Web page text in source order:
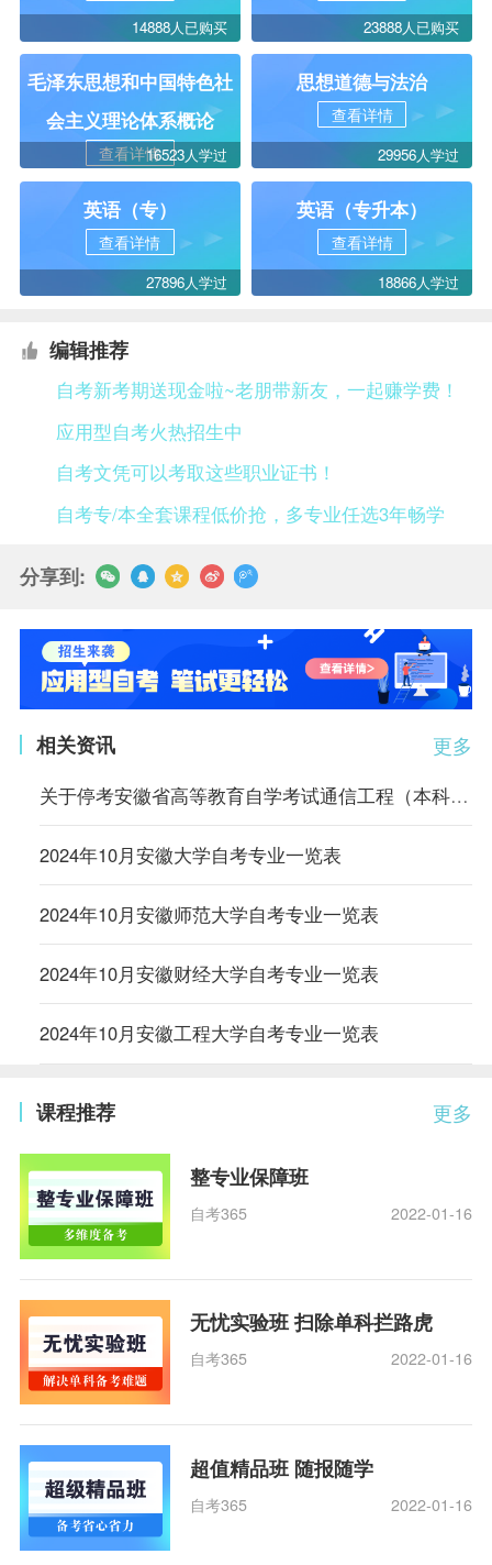
14888人已购买 23888人已购买
毛泽东思想和中国特色社
会主义理论体系概论
查看详情16523人学过
思想道德与法治
查看详情
29956人学过
英语（专）
查看详情
27896人学过
英语（专升本）
查看详情
18866人学过
编辑推荐
自考新考期送现金啦~老朋带新友，一起赚学费！
应用型自考火热招生中
自考文凭可以考取这些职业证书！
自考专/本全套课程低价抢，多专业任选3年畅学
分享到:
更多
相关资讯
关于停考安徽省高等教育自学考试通信工程（本科）等4个专业的通知
2024年10月安徽大学自考专业一览表
2024年10月安徽师范大学自考专业一览表
2024年10月安徽财经大学自考专业一览表
2024年10月安徽工程大学自考专业一览表
更多
课程推荐
整专业保障班
自考365 2022-01-16
无忧实验班 扫除单科拦路虎
自考365 2022-01-16
超值精品班 随报随学
自考365 2022-01-16